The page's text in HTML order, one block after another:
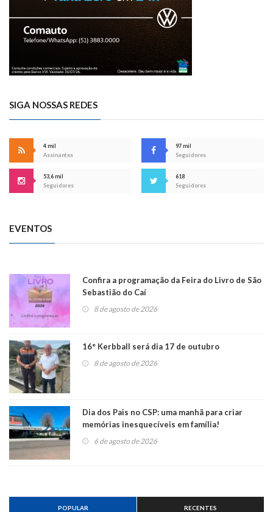
SIGA NOSSAS REDES
4 mil
Assinantes
97 mil
Seguidores
53,6 mil
Seguidores
618
Seguidores
EVENTOS
Confira a programação da Feira do Livro de São
Sebastião do Caí
8 de agosto de 2026
16° Kerbball será dia 17 de outubro
8 de agosto de 2026
Dia dos Pais no CSP: uma manhã para criar
memórias inesquecíveis em família!
6 de agosto de 2026
POPULAR RECENTES